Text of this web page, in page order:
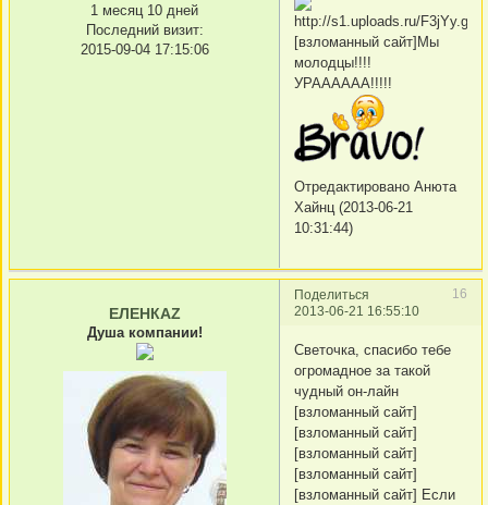
1 месяц 10 дней
Последний визит:
2015-09-04 17:15:06
[взломанный сайт]Мы
молодцы!!!!
УРАААААА!!!!!
Отредактировано Анюта
Хайнц (2013-06-21
10:31:44)
Поделиться
16
2013-06-21 16:55:10
ЕЛЕНКАZ
Душа компании!
Светочка, спасибо тебе
огромадное за такой
чудный он-лайн
[взломанный сайт]
[взломанный сайт]
[взломанный сайт]
[взломанный сайт]
[взломанный сайт] Если